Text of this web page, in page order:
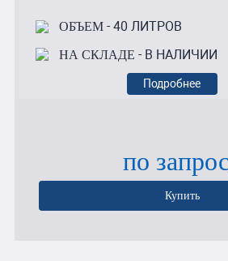
ОБЪЕМ- 40 ЛИТРОВ
НА СКЛАДЕ - В НАЛИЧИИ
Подробнее
по
Купить